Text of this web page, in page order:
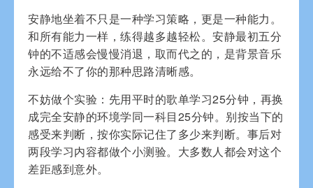
安静地坐着不只是一种学习策略，更是一种能力。
和所有能力一样，练得越多越轻松。安静最初五分
钟的不适感会慢慢消退，取而代之的，是背景音乐
永远给不了你的那种思路清晰感。
不妨做个实验：先用平时的歌单学习25分钟，再换
成完全安静的环境学同一科目25分钟。别按当下的
感受来判断，按你实际记住了多少来判断。事后对
两段学习内容都做个小测验。大多数人都会对这个
差距感到意外。